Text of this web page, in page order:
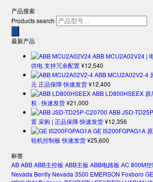
产品搜索
Products search
最新产品
ABB MCU2A02V24 |
供电 支持冗余配置¥12,540
ABB MCU2A02V2-4
元 正品保障·快速发货¥12,400
ABB LD800HSEEX 原
权 · 快速发货¥21,000
ABB JSD-
置 采购 | 正品保障·快速发货¥12,356
GE IS200FGPAG1A
轮机控制板 快速发货¥25,600
标签
ABABBABB主控板 ABB主板 ABB电路板 AC 800M
Nevada Bently Nevada 3500 EMERSON Foxboro GE